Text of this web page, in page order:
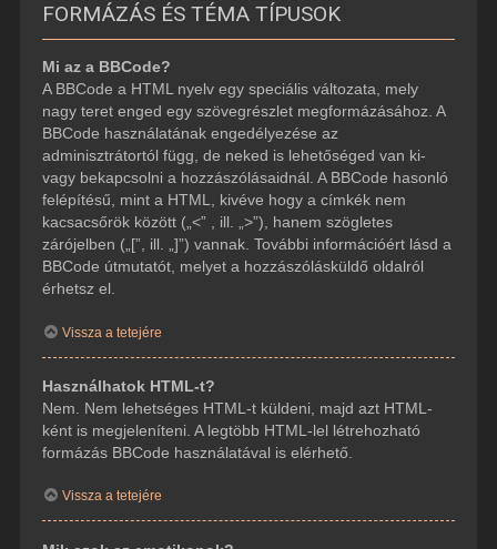
FORMÁZÁS ÉS TÉMA TÍPUSOK
Mi az a BBCode?
A BBCode a HTML nyelv egy speciális változata, mely
nagy teret enged egy szövegrészlet megformázásához. A
BBCode használatának engedélyezése az
adminisztrátortól függ, de neked is lehetőséged van ki-
vagy bekapcsolni a hozzászólásaidnál. A BBCode hasonló
felépítésű, mint a HTML, kivéve hogy a címkék nem
kacsacsőrök között („<” , ill. „>”), hanem szögletes
zárójelben („[”, ill. „]”) vannak. További információért lásd a
BBCode útmutatót, melyet a hozzászólásküldő oldalról
érhetsz el.
Vissza a tetejére
Használhatok HTML-t?
Nem. Nem lehetséges HTML-t küldeni, majd azt HTML-
ként is megjeleníteni. A legtöbb HTML-lel létrehozható
formázás BBCode használatával is elérhető.
Vissza a tetejére